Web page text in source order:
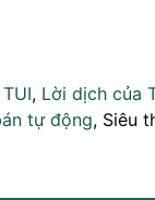
, Lời dịch của
tự động, Siêu